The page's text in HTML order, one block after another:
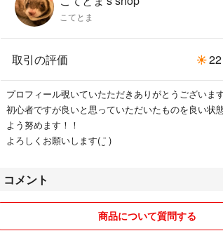
こてとま
取引の評価 22
プロフィール覗いていたただきありがとうございます
初心者ですが良いと思っていただいたものを良い状
よう努めます！！
よろしくお願いします( ¨̮ )
コメント
商品について質問する